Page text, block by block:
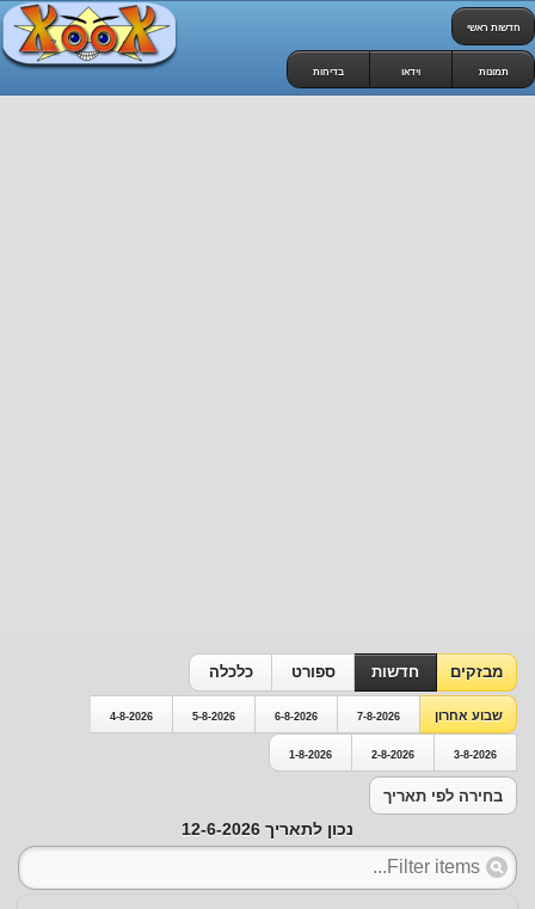
חדשות ראשי
תמונות וידאו בדיחות
מבזקים חדשות ספורט כלכלה
שבוע אחרון 7-8-2026
6-8-2026
5-8-2026
4-8-2026
3-8-2026
2-8-2026
1-8-2026
בחירה לפי תאריך
נכון לתאריך 12-6-2026